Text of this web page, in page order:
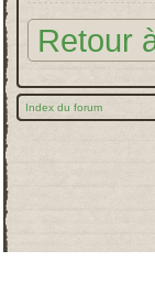
Retour
Index du forum